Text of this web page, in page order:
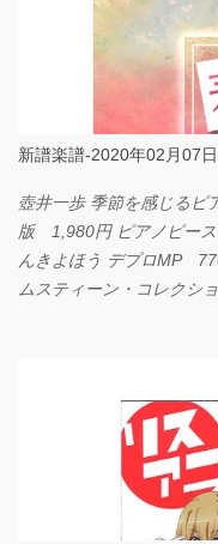
新譜楽譜-2020年02月07
壺井一歩 季節を感じるピ
版 1,980円 ピアノピース
んきよほう デプロMP
ムスティーン・コレクシ